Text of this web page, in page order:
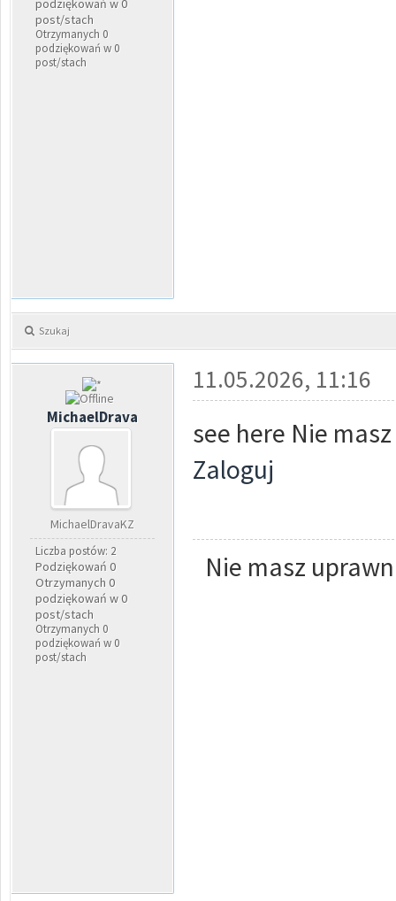
podziękowań w 0
post/stach
Otrzymanych 0
podziękowań w 0
post/stach
Szukaj
MichaelDrava
MichaelDravaKZ
Liczba postów: 2
Podziękowań 0
Otrzymanych 0
podziękowań w 0
post/stach
Otrzymanych 0
podziękowań w 0
post/stach
11.05.2026, 11:16
see here Nie
Zaloguj
Nie masz